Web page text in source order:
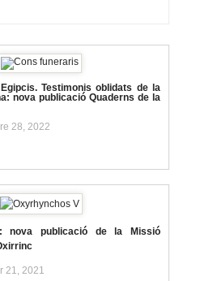
Testimonis oblidats de la
nova publicació Quaderns de la
28, 2022
nova publicació de la Missió
21, 2021